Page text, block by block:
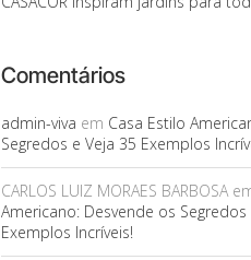
Comentários
admin-viva em Casa Estilo
Segredos e Veja 35 Exemplos
CARLOS LUIZ MORAES BARBOSA
Americano: Desvende os Segredos
Exemplos Incríveis!